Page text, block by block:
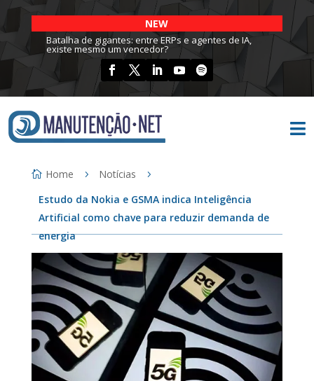
NEW
Batalha de gigantes: entre ERPs e agentes de IA,
existe mesmo um vencedor?

Home
Notícias
Estudo da Nokia e GSMA indica Inteligência
Artificial como chave para reduzir demanda de
energia